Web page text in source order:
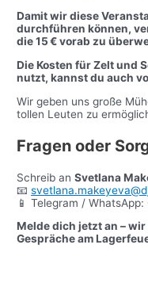
Damit wir diese
durchführen können,
die 15 € vorab zu
Die Kosten für Zelt und
nutzt, kannst du auch
Wir geben uns große
tollen Leuten zu
Fragen oder
Schreib anSvetlana
📧
📱 Telegram /
Melde dich jetzt an –
Gespräche am